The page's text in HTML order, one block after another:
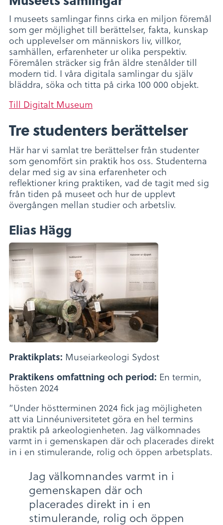
I museets samlingar finns cirka en miljon föremål
som ger möjlighet till berättelser, fakta, kunskap
och upplevelser om människors liv, villkor,
samhällen, erfarenheter ur olika perspektiv.
Föremålen sträcker sig från äldre stenålder till
modern tid. I våra digitala samlingar du själv
bläddra, söka och titta på cirka 100 000 objekt.
Till Digitalt Museum
Tre studenters berättelser
Här har vi samlat tre berättelser från studenter
som genomfört sin praktik hos oss. Studenterna
delar med sig av sina erfarenheter och
reflektioner kring praktiken, vad de tagit med sig
från tiden på museet och hur de upplevt
övergången mellan studier och arbetsliv.
Elias Hägg
Praktikplats: Museiarkeologi Sydost
Praktikens omfattning och period: En termin,
hösten 2024
”Under höstterminen 2024 fick jag möjligheten
att via Linnéuniversitetet göra en hel termins
praktik på arkeologienheten. Jag välkomnades
varmt in i gemenskapen där och placerades direkt
in i en stimulerande, rolig och öppen arbetsplats.
Jag välkomnandes varmt in i
gemenskapen där och
placerades direkt in i en
stimulerande, rolig och öppen